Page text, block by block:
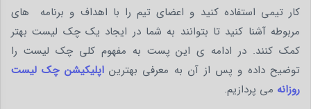
کار تیمی استفاده کنید و اعضای تیم را با اهداف و برنامه‌ های
مربوطه آشنا کنید تا بتوانند به شما در ایجاد یک چک لیست بهتر
کمک کنند. در ادامه ی این پست به مفهوم کلی چک لیست را
توضیح داده و پس از آن به معرفی بهتریناپلیکیشن چک لیست
روزانه می پردازیم.